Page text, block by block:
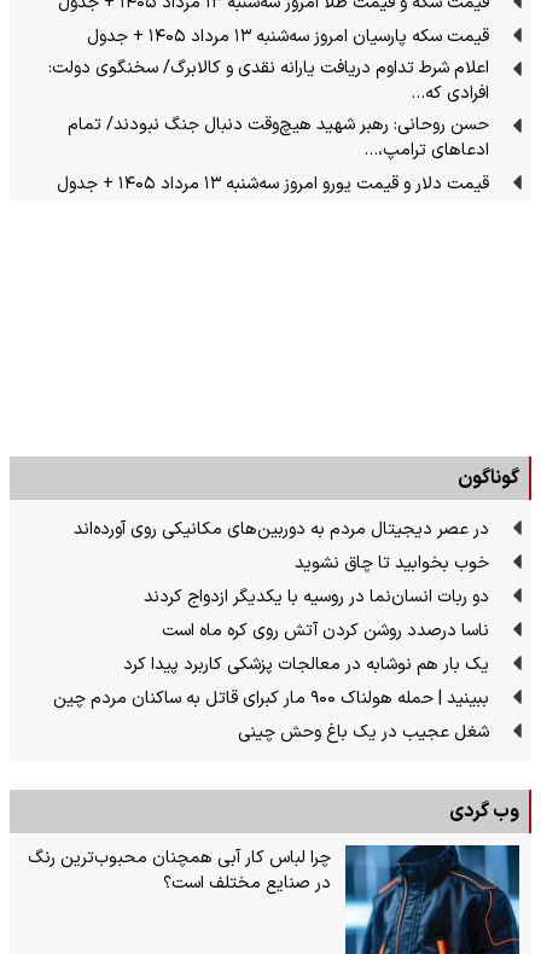
قیمت سکه پارسیان امروز سه‌شنبه ۱۳ مرداد ۱۴۰۵ + جدول
اعلام شرط تداوم دریافت یارانه نقدی و کالابرگ/ سخنگوی دولت:
افرادی که…
حسن روحانی: رهبر شهید هیچ‌وقت دنبال جنگ نبودند/ تمام
ادعاهای ترامپ،…
قیمت دلار و قیمت یورو امروز سه‌شنبه ۱۳ مرداد ۱۴۰۵ + جدول
گوناگون
در عصر دیجیتال مردم به دوربین‌های مکانیکی روی آورده‌اند
خوب بخوابید تا چاق نشوید
دو ربات انسان‌نما در روسیه با یکدیگر ازدواج کردند
ناسا درصدد روشن کردن آتش روی کره ماه است
یک بار هم نوشابه در معالجات پزشکی کاربرد پیدا کرد
ببینید | حمله هولناک ۹۰۰ مار کبرای قاتل به ساکنان مردم چین
شغل عجیب در یک باغ وحش چینی
وب گردی
چرا لباس کار آبی همچنان محبوب‌ترین رنگ
در صنایع مختلف است؟